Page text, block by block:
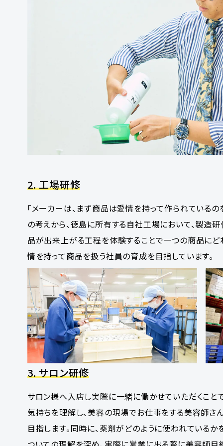
2. 工場研修
「メーカーは、まず商品は愛情を持って作られている
の考えから、徳島に所有する自社工場において、製造
品が出来上がる工程を体験することで一つの商品に
情を持って商品を扱う社員の育成を目指しています。
3. サロン研修
サロン様へ入店し実際に一緒に働かせていただくこ
気持ちを理解し、美容の現場でお仕事をする美容師さ
目指します。同時に、薬剤がどのように使われている